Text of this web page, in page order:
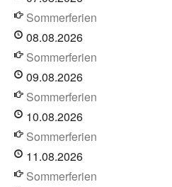
Sommerferien
08.08.2026
Sommerferien
09.08.2026
Sommerferien
10.08.2026
Sommerferien
11.08.2026
Sommerferien